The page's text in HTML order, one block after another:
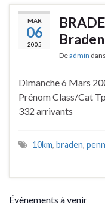
MAR
06
2005
Braden
Deadmin
Dimanche 6 Mars
Prénom Class/Cat
332 arrivants
10km, braden,
Évènements à venir